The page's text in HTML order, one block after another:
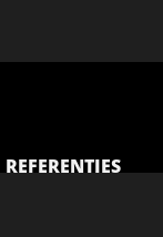
REFERENTIES